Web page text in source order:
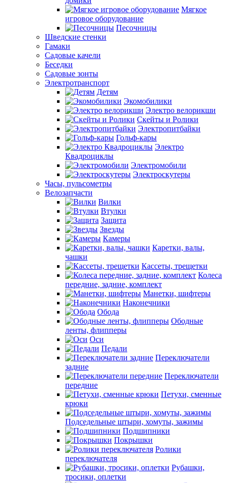
Мягкое
игровое оборудование
Песочницы
Шведские стенки
Гамаки
Садовые качели
Беседки
Садовые зонты
Электротранспорт
Детям
Экомобилики
Электро велорикши
Скейты и Ролики
Электропитбайки
Гольф-кары
Электро
Квадроциклы
Электромобили
Электроскутеры
Часы, пульсометры
Велозапчасти
Вилки
Втулки
Защита
Звезды
Камеры
Каретки, валы,
чашки
Кассеты, трещетки
Колеса
передние, задние, комплект
Манетки, шифтеры
Наконечники
Обода
Ободные
ленты, флипперы
Оси
Педали
Переключатели
задние
Переключатели
передние
Петухи, сменные
крюки
Подседельные штыри, хомуты, зажимы
Подшипники
Покрышки
Ролики
переключателя
Рубашки,
тросики, оплетки